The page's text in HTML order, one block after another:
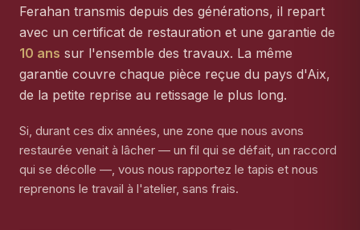
Ferahan transmis depuis des générations, il repart
avec un certificat de restauration et une garantie de
10 ans sur l'ensemble des travaux. La même
garantie couvre chaque pièce reçue du pays d'Aix,
de la petite reprise au retissage le plus long.
Si, durant ces dix années, une zone que nous avons
restaurée venait à lâcher — un fil qui se défait, un raccord
qui se décolle —, vous nous rapportez le tapis et nous
reprenons le travail à l'atelier, sans frais.